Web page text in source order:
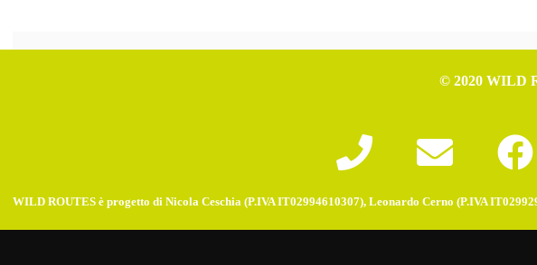
© 2020 WILD
WILD ROUTES è progetto di Nicola Ceschia (P.IVA IT02994610307), Leonardo Cerno (P.IVA